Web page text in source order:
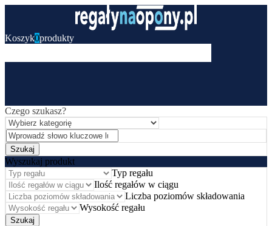
Koszyk0produkty
Czego szukasz?
Wyszukaj produkt
Typ regału
Ilość regałów w ciągu
Liczba poziomów składowania
Wysokość regału